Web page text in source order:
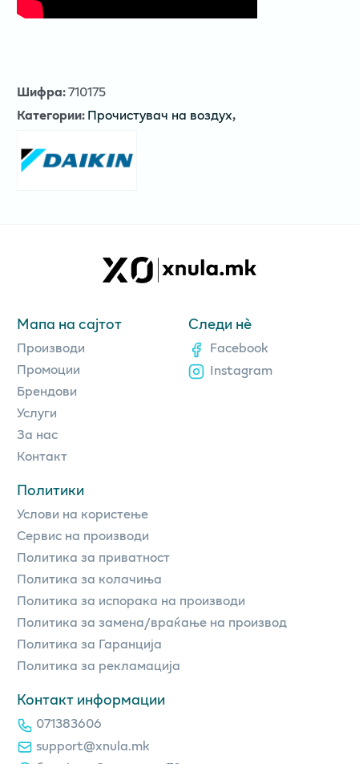
Шифра:710175
Категории:Прочистувач на воздух,
Мапа на сајтот
Производи
Промоции
Брендови
Услуги
За нас
Контакт
Политики
Услови на користење
Сервис на производи
Политика за приватност
Политика за колачиња
Политика за испорака на производи
Политика за замена/враќање на производ
Политика за Гаранција
Политика за рекламација
Контакт информации
071383606
support@xnula.mk
Следи нè
Facebook
Instagram